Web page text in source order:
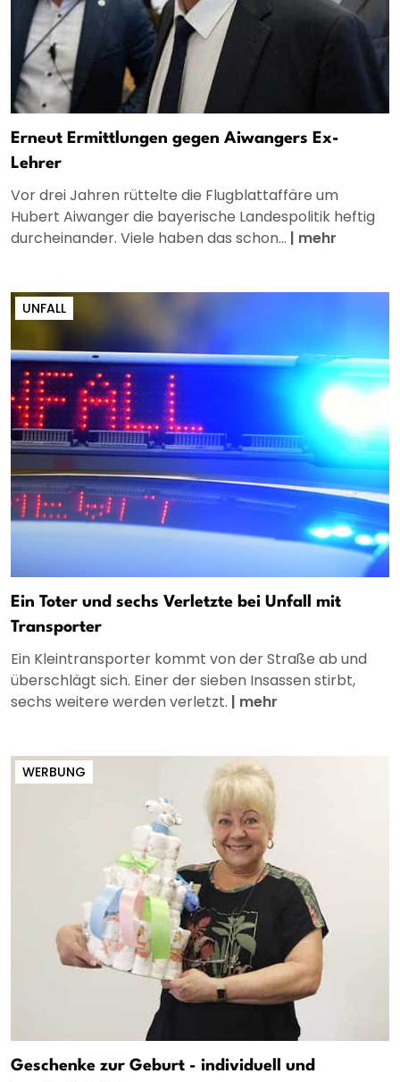
Erneut Ermittlungen gegen Aiwangers Ex-
Lehrer
Vor drei Jahren rüttelte die Flugblattaffäre um
Hubert Aiwanger die bayerische Landespolitik heftig
durcheinander. Viele haben das schon... | mehr
UNFALL
Ein Toter und sechs Verletzte bei Unfall mit
Transporter
Ein Kleintransporter kommt von der Straße ab und
überschlägt sich. Einer der sieben Insassen stirbt,
sechs weitere werden verletzt. | mehr
WERBUNG
Geschenke zur Geburt - individuell und